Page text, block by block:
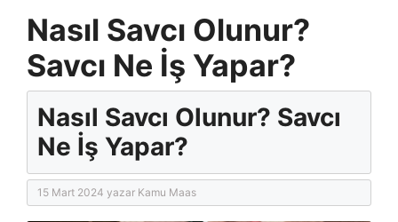
Nasıl Savcı Olunur?
Savcı Ne İş Yapar?
Nasıl Savcı Olunur? Savcı
Ne İş Yapar?
15 Mart 2024 yazar Kamu Maas